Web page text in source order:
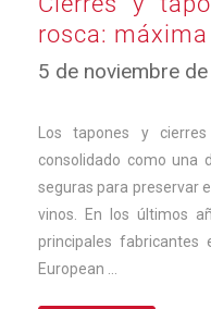
rosca:
5 de noviembre
Los tapones y
consolidado como una
seguras para preservar
vinos. En los últimos
principales fabricantes
European …